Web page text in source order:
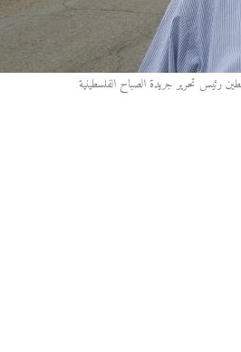
رئيس تحرير جريدة الصباح الفلسطينية